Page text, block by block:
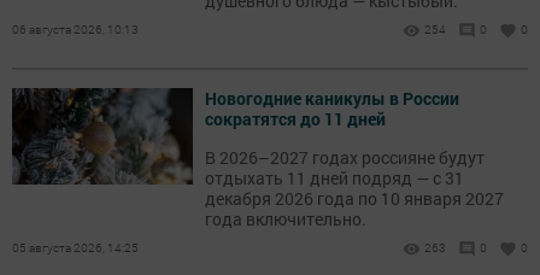
06 августа 2026, 10:13 254 0 0
Новогодние каникулы в России
сократятся до 11 дней
В 2026–2027 годах россияне будут
отдыхать 11 дней подряд — с 31
декабря 2026 года по 10 января 2027
года включительно.
05 августа 2026, 14:25 263 0 0